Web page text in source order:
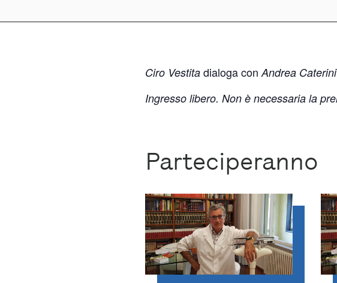
Ciro Vestita dialoga con Andrea Caterini
Ingresso libero. Non è necessaria la
Parteciperanno